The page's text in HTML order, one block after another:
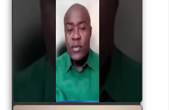
Mingwa BIANGO : Ni
les mercenaires russes,
ni la garde présidentielle
ne mourront pour
Sassou Denis
watch video